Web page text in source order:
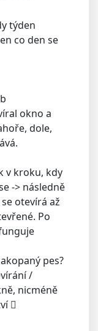
týden
co den se
okno a
dole,
v kroku, kdy
-> následně
otevírá až
Po
pes?
/
nicméně
